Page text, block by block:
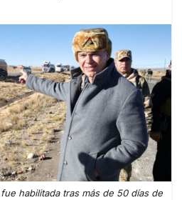
habilitada tras más de 50 días de